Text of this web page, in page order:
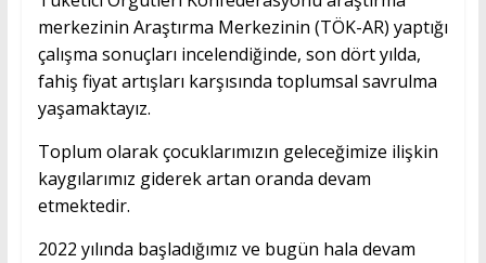
merkezinin Araştırma Merkezinin (TÖK-AR) yaptığı
çalışma sonuçları incelendiğinde, son dört yılda,
fahiş fiyat artışları karşısında toplumsal savrulma
yaşamaktayız.
Toplum olarak çocuklarımızın geleceğimize ilişkin
kaygılarımız giderek artan oranda devam
etmektedir.
2022 yılında başladığımız ve bugün hala devam